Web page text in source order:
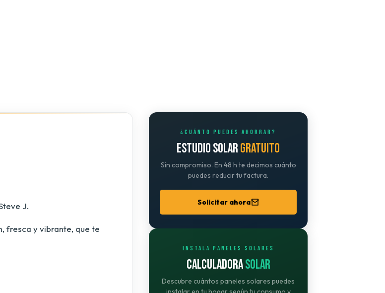
J.
fresca y vibrante, que te
¿CUÁNTO PUEDES AHORRAR?
ESTUDIO SOLARGRATUITO
Sin compromiso. En 48 h te decimos cuánto
puedes reducir tu factura.
Solicitar ahora
INSTALA PANELES SOLARES
CALCULADORASOLAR
Descubre cuántos paneles solares puedes